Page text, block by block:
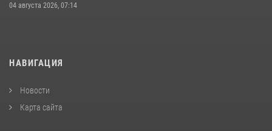
04 августа 2026, 07:14
НАВИГАЦИЯ
Новости
Карта сайта